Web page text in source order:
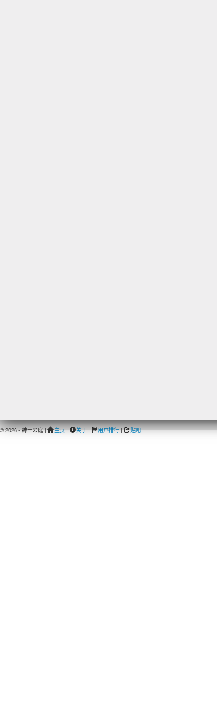
© 2026 - 紳士の庭 | 主页| 关于| 用户排行| 贴吧|